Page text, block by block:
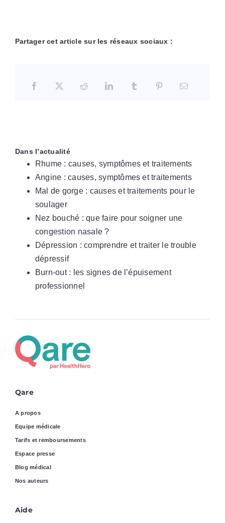
Partager cet article sur les réseaux sociaux :
Dans l’actualité
Rhume : causes, symptômes et traitements
Angine : causes, symptômes et traitements
Mal de gorge : causes et traitements pour le
soulager
Nez bouché : que faire pour soigner une
congestion nasale ?
Dépression : comprendre et traiter le trouble
dépressif
Burn-out : les signes de l’épuisement
professionnel
Qare
A propos
Equipe médicale
Tarifs et remboursements
Espace presse
Blog médical
Nos auteurs
Aide